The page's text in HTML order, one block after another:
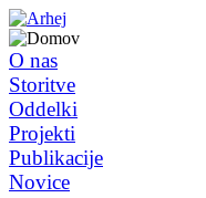
O nas
Storitve
Oddelki
Projekti
Publikacije
Novice